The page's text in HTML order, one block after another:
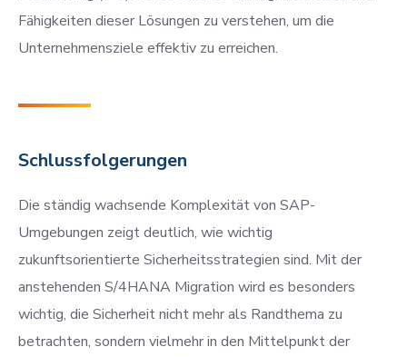
Fähigkeiten dieser Lösungen zu verstehen, um die
Unternehmensziele effektiv zu erreichen.
Schlussfolgerungen
Die ständig wachsende Komplexität von SAP-
Umgebungen zeigt deutlich, wie wichtig
zukunftsorientierte Sicherheitsstrategien sind. Mit der
anstehenden S/4HANA Migration wird es besonders
wichtig, die Sicherheit nicht mehr als Randthema zu
betrachten, sondern vielmehr in den Mittelpunkt der